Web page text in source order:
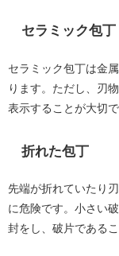
セラミック包丁
セラミック包丁は金
ります。ただし、刃
表示することが大切で
折れた包丁
先端が折れていたり
に危険です。小さい
封をし、破片である